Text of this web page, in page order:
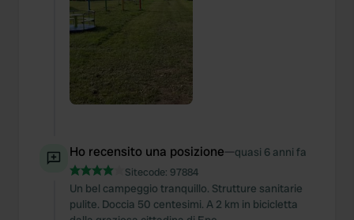
Ho recensito una posizione—quasi 6 anni fa
Sitecode: 97884
Un bel campeggio tranquillo. Strutture sanitarie
pulite. Doccia 50 centesimi. A 2 km in bicicletta